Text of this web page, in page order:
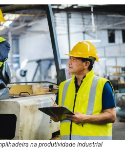
na produtividade industrial